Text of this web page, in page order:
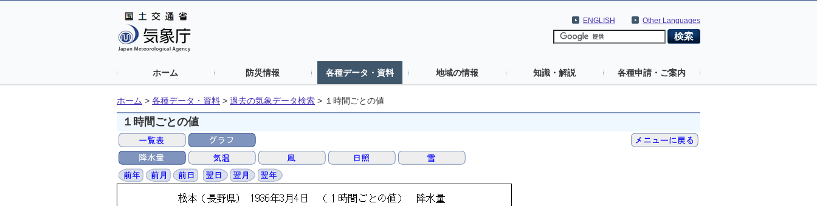
Other Languages
ENGLISH
ホーム 防災情報 各種データ・資料 地域の情報 知識・解説 各種申請・ご案内
ホーム > 各種データ・資料 > 過去の気象データ検索 > １時間ごとの値
１時間ごとの値